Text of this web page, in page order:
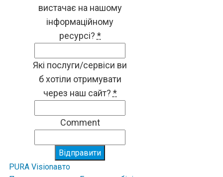
вистачає на нашому
інформаційному
ресурсі? *
Які послуги/сервіси ви
б хотіли отримувати
через наш сайт? *
Comment
Відправити
PURA Visionавто